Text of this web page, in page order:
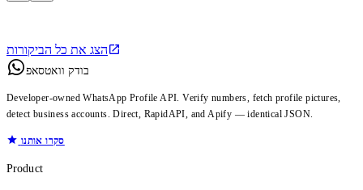
הצג את כל הביקורות
בודק וואטסאפ
Developer-owned WhatsApp Profile API. Verify numbers, fetch profile pictures,
detect business accounts. Direct, RapidAPI, and Apify — identical JSON.
סקרו אותנו
Product